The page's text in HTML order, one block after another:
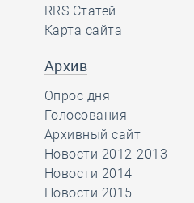
RRS Статей
Карта сайта
Архив
Опрос дня
Голосования
Архивный сайт
Новости 2012-2013
Новости 2014
Новости 2015